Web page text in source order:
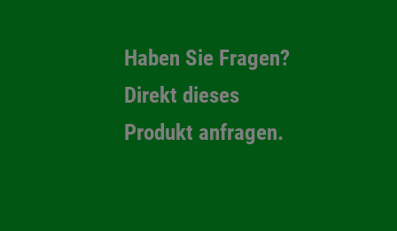
Haben Sie Fragen?
Direkt dieses
Produkt anfragen.